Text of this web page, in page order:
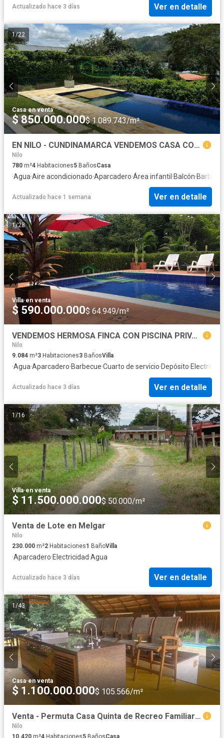
Actualizado hace 3 días Ver en detalle
1/22
Casa·en venta
$ 850.000.000$ 1.089.743/m²
EN NILO - CUNDINAMARCA VENDEMOS CASA CON PISCINA PRIVADA
Nilo
780 m²4 Habitaciones5 BañosCasa
·Agua·Aire acondicionado·Aparcadero·Área infantil ·Balcón·
Actualizado hace 1 semana Ver en detalle
1/28
Villa·en venta
$ 590.000.000$ 64.949/m²
VENDEMOS HERMOSA FINCA CON PISCINA PRIVADA
Nilo
9.084 m²3 Habitaciones3 BañosVilla
·Agua·Aparcadero·Barbecue·Cuarto de servicio·Depósito·
Actualizado hace 3 días Ver en detalle
1/16
Villa·en venta
$ 11.500.000.000$ 50.000/m²
Venta de Lote en Melgar
Nilo
230.000 m²2 Habitaciones1 BañoVilla
·Aparcadero·Electricidad·Agua
Actualizado hace 3 días Ver en detalle
1 /43
Casa·en venta
$ 1.100.000.000$ 105.566/m²
Venta - Permuta Casa Quinta de Recreo Familiar Nilo
Nilo
10.420 m²4 Habitaciones5 BañosCasa